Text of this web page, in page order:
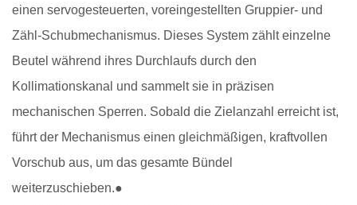
einen servogesteuerten, voreingestellten Gruppier- und
Zähl-Schubmechanismus. Dieses System zählt einzelne
Beutel während ihres Durchlaufs durch den
Kollimationskanal und sammelt sie in präzisen
mechanischen Sperren. Sobald die Zielanzahl erreicht ist,
führt der Mechanismus einen gleichmäßigen, kraftvollen
Vorschub aus, um das gesamte Bündel
weiterzuschieben.●